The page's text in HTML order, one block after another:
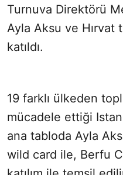
Turnuva Direktörü
Ayla Aksu ve Hırvat
katıldı.
19 farklı ülkeden
mücadele ettiği
ana tabloda Ayla
wild card ile, Berfu